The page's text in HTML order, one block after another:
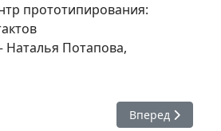
прототипирования:
Наталья Потапова,
: Диктант Победы Следующий:
Вперед